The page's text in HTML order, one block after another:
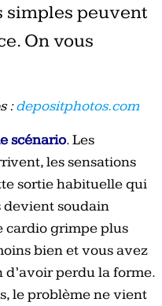
simples peuvent
On vous
:depositphotos.com
scénario. Les
les sensations
sortie habituelle qui
soudain
cardio grimpe plus
bien et vous avez
perdu la forme.
le problème ne vient